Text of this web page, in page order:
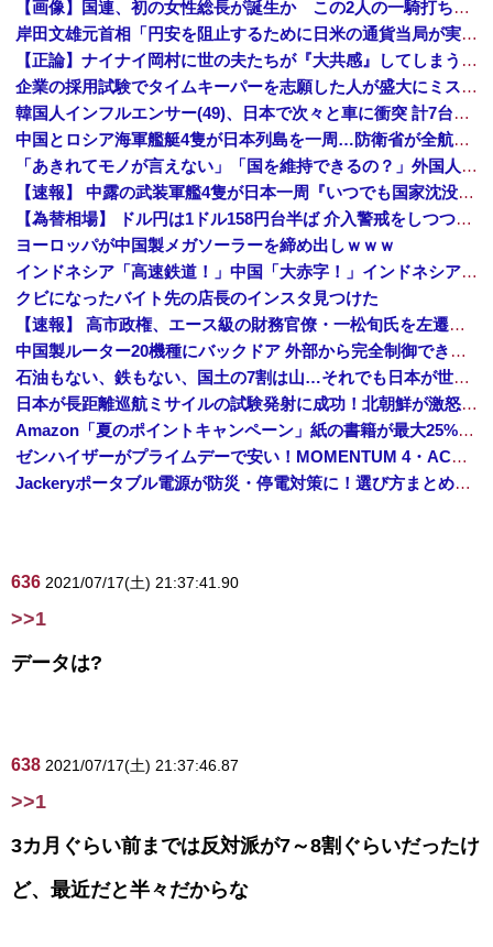
【画像】国連、初の女性総長が誕生か この2人の一騎打ちになりそう
岸田文雄元首相「円安を阻止するために日米の通貨当局が実施した為替介入は一時しのぎに過ぎない」
【正論】ナイナイ岡村に世の夫たちが『大共感』してしまうｗｗｗｗｗｗｗｗ
企業の採用試験でタイムキーパーを志願した人が盛大にミス、グループは険悪になりタイムアップとなったが……
韓国人インフルエンサー(49)、日本で次々と車に衝突 計7台巻き込み 八王子
中国とロシア海軍艦艇4隻が日本列島を一周…防衛省が全航路を公開！
「あきれてモノが言えない」「国を維持できるの？」外国人の永住許可要件の厳格化で在日中国人の本音は？
【速報】 中露の武装軍艦4隻が日本一周『いつでも国家沈没させられるぞ』
【為替相場】 ドル円は1ドル158円台半ば 介入警戒をしつつ円売りが続行
ヨーロッパが中国製メガソーラーを締め出しｗｗｗ
インドネシア「高速鉄道！」中国「大赤字！」インドネシア「運営会社の株式購入！（負債対策」中国「はい（巨額負債」インドネシア「700km延伸計画！（実質中止」→
クビになったバイト先の店長のインスタ見つけた
【速報】 高市政権、エース級の財務官僚・一松旬氏を左遷「彼は協力的でなかった」財務省の言いなりではないことが判明
中国製ルーター20機種にバックドア 外部から完全制御できる機能が仕込まれていた
石油もない、鉄もない、国土の7割は山…それでも日本が世界屈指の経済大国になれた「勤勉さ」以外の勝因！
日本が長距離巡航ミサイルの試験発射に成功！北朝鮮が激怒「日本が戦争国家になろうとしている」「絶対に傍観しない、必ず後悔させる」
Amazon「夏のポイントキャンペーン」紙の書籍が最大25%ポイント還元 対象と条件を整理（2026年7月）
ゼンハイザーがプライムデーで安い！MOMENTUM 4・ACCENTUMなど対象モデルまとめ！
Jackeryポータブル電源が防災・停電対策に！選び方まとめ【プライムデー最終日】
636 2021/07/17(土) 21:37:41.90
>>1
データは?
638 2021/07/17(土) 21:37:46.87
>>1
3カ月ぐらい前までは反対派が7～8割ぐらいだったけ
ど、最近だと半々だからな